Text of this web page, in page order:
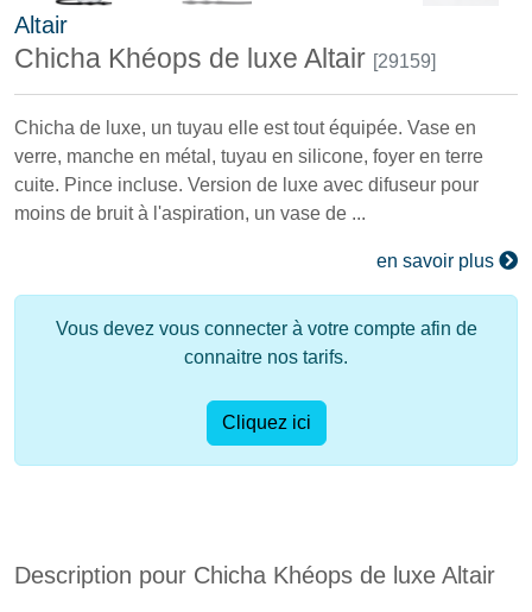
Altair
Chicha Khéops de luxe Altair [29159]
Chicha de luxe, un tuyau elle est tout équipée. Vase en
verre, manche en métal, tuyau en silicone, foyer en terre
cuite. Pince incluse. Version de luxe avec difuseur pour
moins de bruit à l'aspiration, un vase de ...
en savoir plus
Vous devez vous connecter à votre compte afin de
connaitre nos tarifs.
Cliquez ici
Description pour Chicha Khéops de luxe Altair